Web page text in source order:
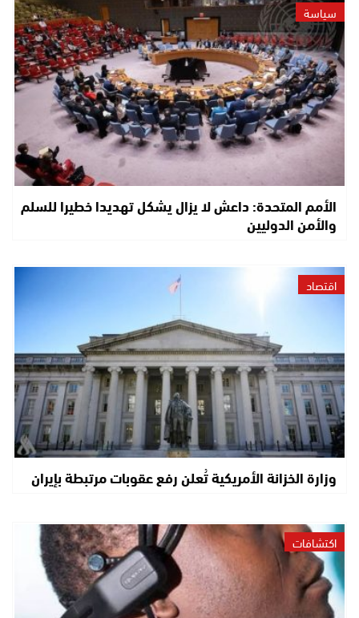
سياسة
الأمم المتحدة: داعش لا يزال يشكل تهديدا خطيرا للسلم
والأمن الدوليين
اقتصاد
وزارة الخزانة الأمريكية تُعلن رفع عقوبات مرتبطة بإيران
اكتشافات